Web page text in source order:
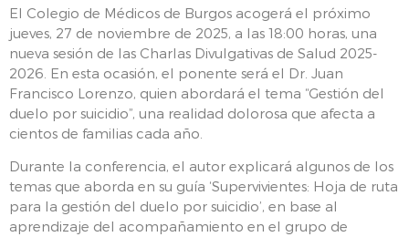
El Colegio de Médicos de Burgos acogerá el próximo
jueves, 27 de noviembre de 2025, a las 18:00 horas, una
nueva sesión de las Charlas Divulgativas de Salud 2025-
2026. En esta ocasión, el ponente será el Dr. Juan
Francisco Lorenzo, quien abordará el tema “Gestión del
duelo por suicidio”, una realidad dolorosa que afecta a
cientos de familias cada año.
Durante la conferencia, el autor explicará algunos de los
temas que aborda en su guía ‘Supervivientes: Hoja de ruta
para la gestión del duelo por suicidio’, en base al
aprendizaje del acompañamiento en el grupo de